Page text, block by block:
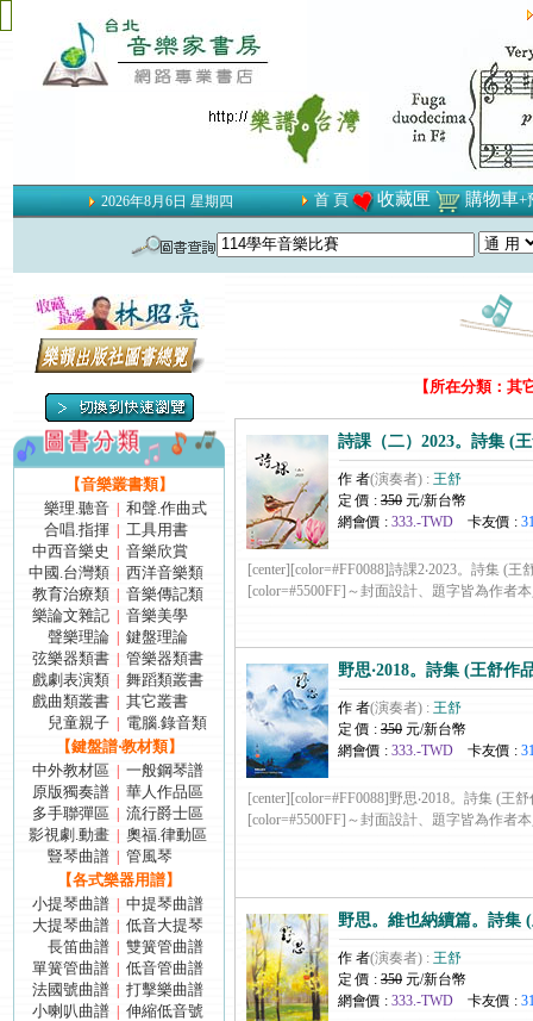
2026年8月6日 星期四 首 頁 收藏匣 購物車+
【音樂叢書類】
樂理.聽音
和聲.作曲式
合唱.指揮
工具用書
中西音樂史
音樂欣賞
中國.台灣類
西洋音樂類
教育治療類
音樂傳記類
樂論文雜記
音樂美學
聲樂理論
鍵盤理論
弦樂器類書
管樂器類書
戲劇表演類
舞蹈類叢書
戲曲類叢書
其它叢書
兒童親子
電腦.錄音類
【鍵盤譜‧教材類】
中外教材區
一般鋼琴譜
原版獨奏譜
華人作品區
多手聯彈區
流行爵士區
影視劇.動畫
奧福.律動區
豎琴曲譜
管風琴
【各式樂器用譜】
小提琴曲譜
中提琴曲譜
大提琴曲譜
低音大提琴
長笛曲譜
雙簧管曲譜
單簧管曲譜
低音管曲譜
法國號曲譜
打擊樂曲譜
小喇叭曲譜
伸縮低音號
【所在分類：其
詩課（二）2023。詩集 (
作 者(演奏者) : 王舒
定 價 : 350 元/新台幣
網會價 : 333.-TWD 卡友價 :
[center][color=#FF0088]詩課2‧2023。詩集 (
[color=#5500FF]～封面設計、題字皆為作者
野思‧2018。詩集 (王舒作
作 者(演奏者) : 王舒
定 價 : 350 元/新台幣
網會價 : 333.-TWD 卡友價 :
[center][color=#FF0088]野思‧2018。詩集 (王
[color=#5500FF]～封面設計、題字皆為作者
野思。維也納續篇。詩集
作 者(演奏者) : 王舒
定 價 : 350 元/新台幣
網會價 : 333.-TWD 卡友價 :